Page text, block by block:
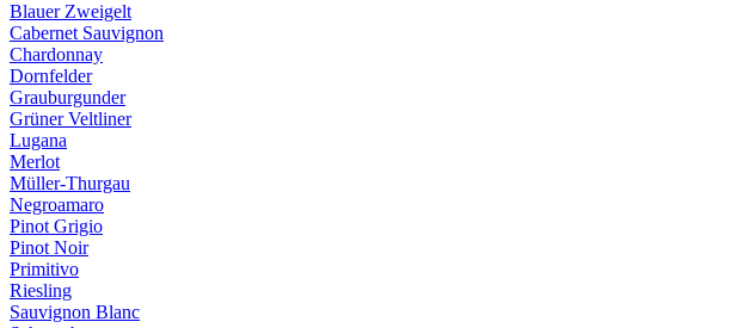
Blauer Zweigelt
Cabernet Sauvignon
Chardonnay
Dornfelder
Grauburgunder
Grüner Veltliner
Lugana
Merlot
Müller-Thurgau
Negroamaro
Pinot Grigio
Pinot Noir
Primitivo
Riesling
Sauvignon Blanc